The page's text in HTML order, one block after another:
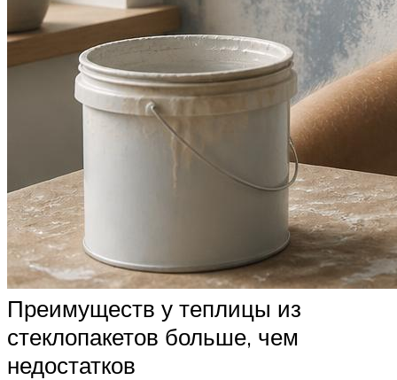
Преимуществ у теплицы из
стеклопакетов больше, чем
недостатков